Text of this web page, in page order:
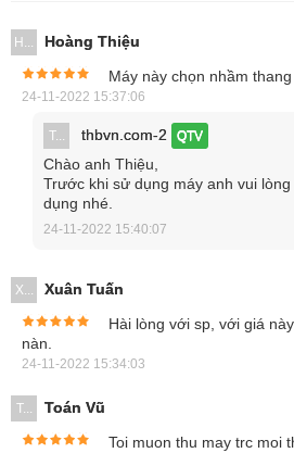
01 Tài liệu HDSD.
Tính năng vượt trội của
Kyoritsu Kew 1062 có thể thực
đo điện khác nhau như đo cường
xoay chiều/1 chiều, đo điện trở,
H...
Hoàng Thiệu
Máy này chọn nhầm
24-11-2022 15:37:06
T... thbvn.com-2 QTV
Chào anh Thiệu,
Trước khi sử dụng máy anh vui
dụng nhé.
24-11-2022 15:40:07
X...
Xuân Tuấn
Hài lòng với sp, với giá
nàn.
24-11-2022 15:34:03
T...
Toán Vũ
Toi muon thu may trc moi